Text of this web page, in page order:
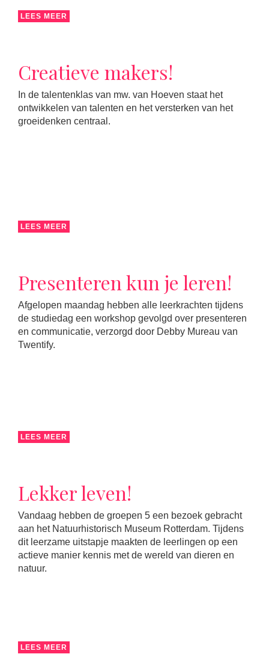
LEES MEER
Creatieve makers!
In de talentenklas van mw. van Hoeven staat het
ontwikkelen van talenten en het versterken van het
groeidenken centraal.
LEES MEER
Presenteren kun je leren!
Afgelopen maandag hebben alle leerkrachten tijdens
de studiedag een workshop gevolgd over presenteren
en communicatie, verzorgd door Debby Mureau van
Twentify.
LEES MEER
Lekker leven!
Vandaag hebben de groepen 5 een bezoek gebracht
aan het Natuurhistorisch Museum Rotterdam. Tijdens
dit leerzame uitstapje maakten de leerlingen op een
actieve manier kennis met de wereld van dieren en
natuur.
LEES MEER